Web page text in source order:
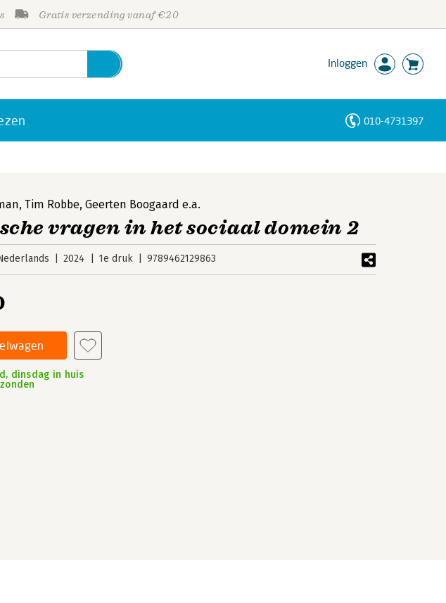
Gratis verzending vanaf €20
Inloggen
010-4731397
,Tim Robbe,Geerten Boogaard e.a.
vragen in het sociaal domein 2
2024 1e druk 9789462129863
dinsdag in huis
Personen